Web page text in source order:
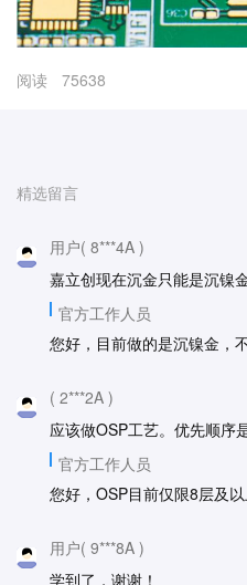
阅读 75638
精选留言
用户( 8***4A )
嘉立创现在沉金只能是沉镍
官方工作人员
您好，目前做的是沉镍金，
( 2***2A )
应该做OSP工艺。优先顺序
官方工作人员
您好，OSP目前仅限8层及
用户( 9***8A )
学到了，谢谢！